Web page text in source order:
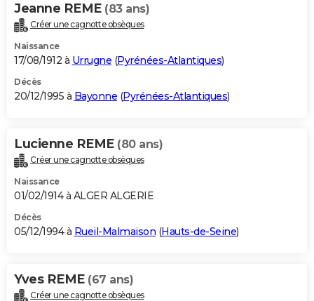
Jeanne REME (83 ans)
Créer une cagnotte obsèques
Naissance
17/08/1912 à Urrugne (Pyrénées-Atlantiques)
Décès
20/12/1995 à Bayonne (Pyrénées-Atlantiques)
Lucienne REME (80 ans)
Créer une cagnotte obsèques
Naissance
01/02/1914 à ALGER ALGERIE
Décès
05/12/1994 à Rueil-Malmaison (Hauts-de-Seine)
Yves REME (67 ans)
Créer une cagnotte obsèques